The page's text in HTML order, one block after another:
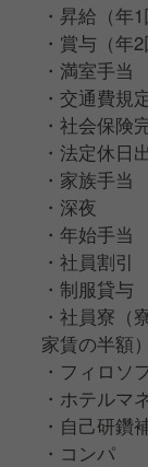
・昇給（年1
・賞与（年2
・満室手当
・交通費規
・社会保険
・法定休日
・家族手当
・深夜
・年始手当
・社員割引
・制服貸与
・社員寮（
家賃の半額）
・フィロソ
・ホテルマ
・自己研鑽
・コンパ